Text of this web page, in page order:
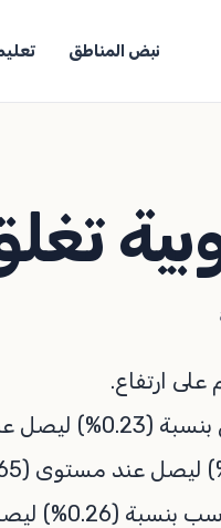
نبض المناطق
على ارتفاع.